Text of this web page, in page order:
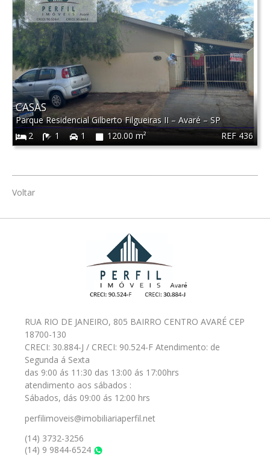
REF 436
CASAS
Parque Residencial Gilberto Filgueiras II – Avaré – SP
2
1 1 120.00 m²
Voltar
RUA RIO DE JANEIRO, 805 BAIRRO CENTRO AVARÉ CEP
18700-130
CRECI: 30.884-J / CRECI: 90.524-F Atendimento: de
Segunda á Sexta
das 9:00 ás 11:30 das 13:00 ás 17:00hrs
atendimento aos sábados :
Sábados, dás 09:00 ás 12:00 hrs
perfilimoveis@imobiliariaperfil.net
(14) 3732-3256
(14) 9 9844-6524